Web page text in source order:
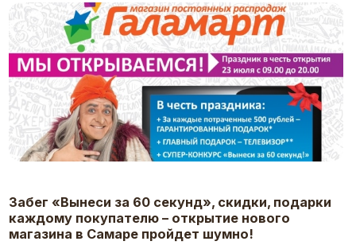
Забег «Вынеси за 60 секунд», скидки, подарки
каждому покупателю – открытие нового
магазина в Самаре пройдет шумно!